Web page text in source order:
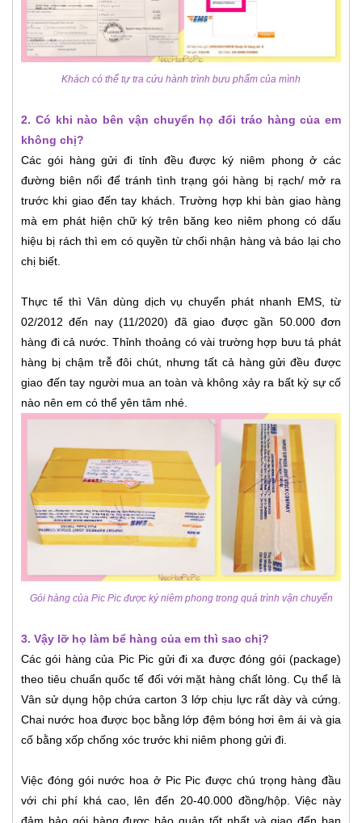
Khách có thể tự tra cứu hành trình bưu phẩm của mình
2. Có khi nào bên vận chuyển họ đổi tráo hàng của em
không chị?
Các gói hàng gửi đi tỉnh đều được ký niêm phong ở các
đường biên nối để tránh tình trạng gói hàng bị rạch/ mở ra
trước khi giao đến tay khách. Trường hợp khi bàn giao hàng
mà em phát hiện chữ ký trên băng keo niêm phong có dấu
hiệu bị rách thì em có quyền từ chối nhận hàng và báo lại cho
chị biết.
Thực tế thì Vân dùng dịch vụ chuyển phát nhanh EMS, từ
02/2012 đến nay (11/2020) đã giao được gần 50.000 đơn
hàng đi cả nước. Thỉnh thoảng có vài trường hợp bưu tá phát
hàng bị chậm trễ đôi chút, nhưng tất cả hàng gửi đều được
giao đến tay người mua an toàn và không xảy ra bất kỳ sự cố
nào nên em có thể yên tâm nhé.
Gói hàng của Pic Pic được ký niêm phong trong quá trình vận chuyển
3. Vậy lỡ họ làm bể hàng của em thì sao chị?
Các gói hàng của Pic Pic gửi đi xa được đóng gói (package)
theo tiêu chuẩn quốc tế đối với mặt hàng chất lỏng. Cụ thể là
Vân sử dụng hộp chứa carton 3 lớp chịu lực rất dày và cứng.
Chai nước hoa được bọc bằng lớp đệm bóng hơi êm ái và gia
cố bằng xốp chống xóc trước khi niêm phong gửi đi.
Việc đóng gói nước hoa ở Pic Pic được chú trọng hàng đầu
với chi phí khá cao, lên đến 20-40.000 đồng/hộp. Việc này